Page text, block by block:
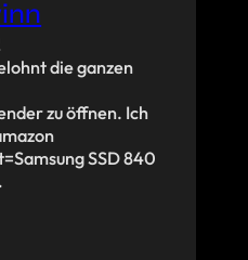
die ganzen
zu öffnen. Ich
SSD 840